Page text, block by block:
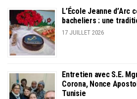
L’École Jeanne d’Arc
bacheliers : une
17 JUILLET 2026
Entretien avec S.E.
Corona, Nonce
Tunisie